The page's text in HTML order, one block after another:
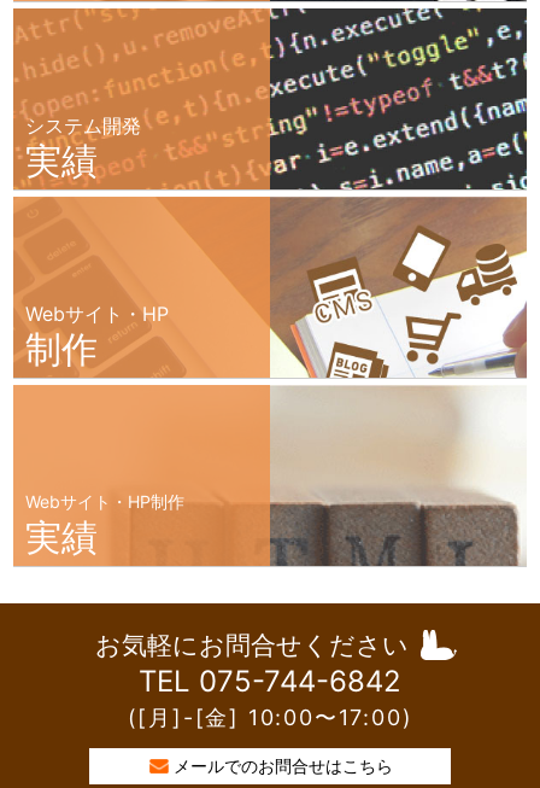
システム開発
実績
Webサイト・HP
制作
Webサイト・HP制作
実績
お気軽にお問合せください
TEL 075-744-6842
([月]-[金] 10:00〜17:00)
メールでのお問合せはこちら